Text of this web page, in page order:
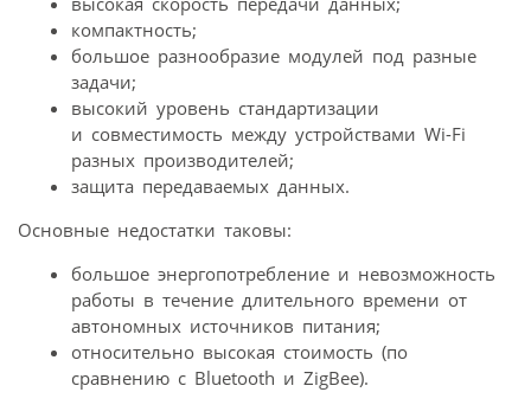
компактность;
большое разнообразие модулей под разные
задачи;
высокий уровень стандартизации
и совместимость между устройствами Wi-Fi
разных производителей;
защита передаваемых данных.
Основные недостатки таковы:
большое энергопотребление и невозможность
работы в течение длительного времени от
автономных источников питания;
относительно высокая стоимость (по
сравнению с Bluetooth и ZigBee).